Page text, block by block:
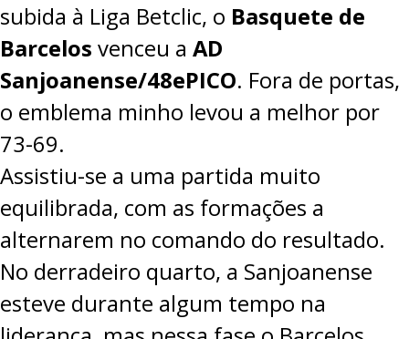
subida à Liga Betclic, o Basquete de
Barcelos venceu a AD
Sanjoanense/48ePICO. Fora de portas,
o emblema minho levou a melhor por
73-69.
Assistiu-se a uma partida muito
equilibrada, com as formações a
alternarem no comando do resultado.
No derradeiro quarto, a Sanjoanense
esteve durante algum tempo na